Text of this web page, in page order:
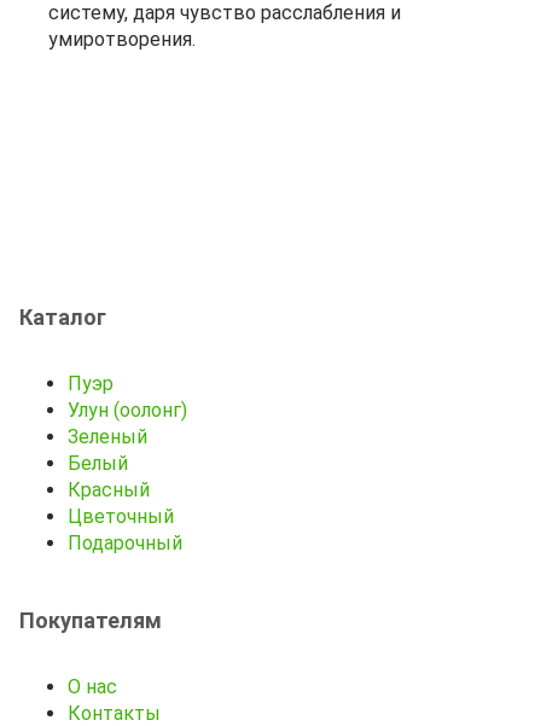
систему, даря чувство расслабления и
умиротворения.
Каталог
Пуэр
Улун (оолонг)
Зеленый
Белый
Красный
Цветочный
Подарочный
Покупателям
О нас
Контакты